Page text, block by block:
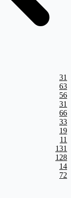
31
63
56
31
66
33
19
11
131
128
14
72